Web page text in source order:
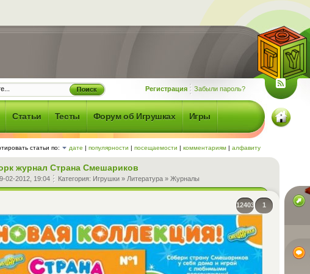
Регистрация Забыли пароль?
Статьи Тесты Форум об Игрушках Игры
статьи по: дате | популярности | посещаемости | комментариям| алфавиту
журнал Страна Смешариков
02-2012, 19:04 Категория: Игрушки » Литература » Журналы
1
12403